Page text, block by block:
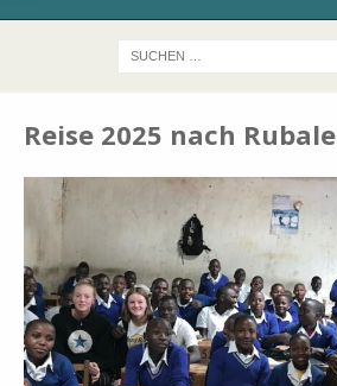
Reise 2025 nach Rubale